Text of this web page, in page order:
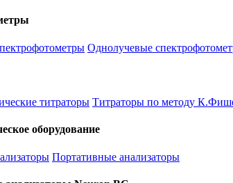
Однолучевые
титраторы Титраторы по методу
оборудование
Портативные анализаторы